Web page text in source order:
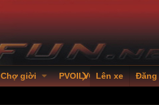
Chợ giời PVOILVGC2026
Lên xe Đăng